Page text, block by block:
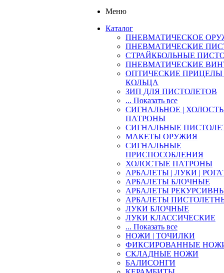
Меню
Каталог
ПНЕВМАТИЧЕСКОЕ
ПНЕВМАТИЧЕСКИЕ
СТРАЙКБОЛЬНЫЕ
ПНЕВМАТИЧЕСКИЕ
ОПТИЧЕСКИЕ ПРИЦЕЛЫ
КОЛЬЦА
ЗИП ДЛЯ ПИСТОЛЕТОВ
... Показать все
СИГНАЛЬНОЕ |
ПАТРОНЫ
СИГНАЛЬНЫЕ
МАКЕТЫ ОРУЖИЯ
СИГНАЛЬНЫЕ
ПРИСПОСОБЛЕНИЯ
ХОЛОСТЫЕ ПАТРОНЫ
АРБАЛЕТЫ | ЛУКИ |
АРБАЛЕТЫ БЛОЧНЫЕ
АРБАЛЕТЫ
АРБАЛЕТЫ
ЛУКИ БЛОЧНЫЕ
ЛУКИ КЛАССИЧЕСКИЕ
... Показать все
НОЖИ | ТОЧИЛКИ
ФИКСИРОВАННЫЕ
СКЛАДНЫЕ НОЖИ
БАЛИСОНГИ